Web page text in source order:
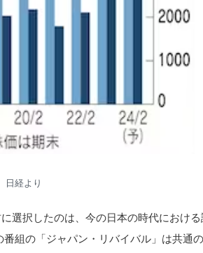
日経より
選択したのは、今の日本の時代における
組の「ジャパン・リバイバル」は共通